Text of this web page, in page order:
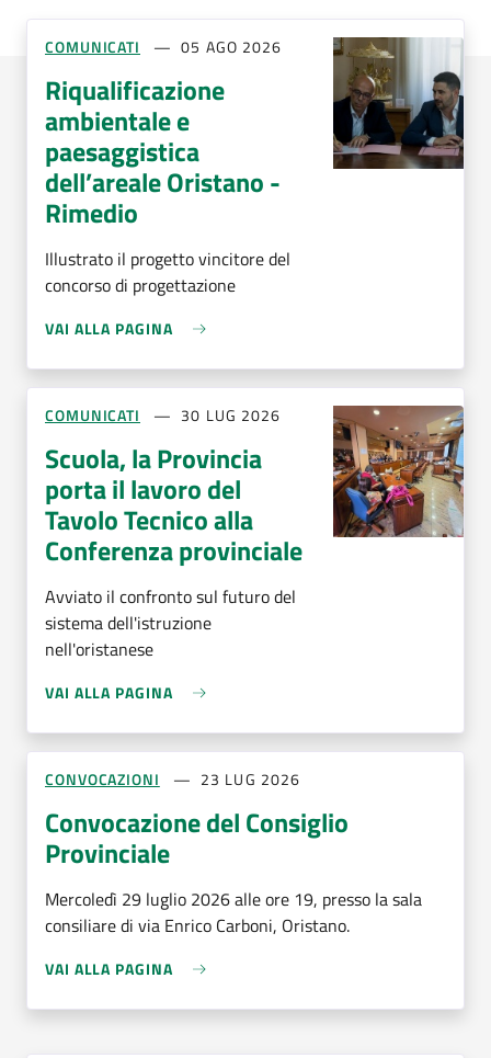
COMUNICATI 05 AGO 2026
Riqualificazione
ambientale e
paesaggistica
dell’areale Oristano -
Rimedio
Illustrato il progetto vincitore del
concorso di progettazione
VAI ALLA PAGINA
COMUNICATI 30 LUG 2026
Scuola, la Provincia
porta il lavoro del
Tavolo Tecnico alla
Conferenza provinciale
Avviato il confronto sul futuro del
sistema dell'istruzione
nell'oristanese
VAI ALLA PAGINA
CONVOCAZIONI 23 LUG 2026
Convocazione del Consiglio
Provinciale
Mercoledì 29 luglio 2026 alle ore 19, presso la sala
consiliare di via Enrico Carboni, Oristano.
VAI ALLA PAGINA